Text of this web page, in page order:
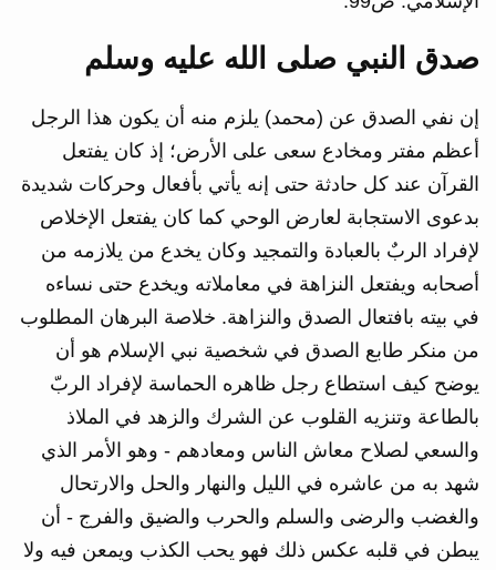
صدق النبي صلى الله عليه وسلم
إن نفي الصدق عن (محمد) يلزم منه أن يكون هذا الرجل
أعظم مفتر ومخادع سعى على الأرض؛ إذ كان يفتعل
القرآن عند كل حادثة حتى إنه يأتي بأفعال وحركات شديدة
بدعوى الاستجابة لعارض الوحي كما كان يفتعل الإخلاص
لإفراد الربٌ بالعبادة والتمجيد وكان يخدع من يلازمه من
أصحابه ويفتعل النزاهة في معاملاته ويخدع حتى نساءه
في بيته بافتعال الصدق والنزاهة. خلاصة البرهان المطلوب
من منكر طابع الصدق في شخصية نبي الإسلام هو أن
يوضح كيف استطاع رجل ظاهره الحماسة لإفراد الربّ
بالطاعة وتنزيه القلوب عن الشرك والزهد في الملاذ
والسعي لصلاح معاش الناس ومعادهم - وهو الأمر الذي
شهد به من عاشره في الليل والنهار والحل والارتحال
والغضب والرضى والسلم والحرب والضيق والفرج - أن
يبطن في قلبه عكس ذلك فهو يحب الكذب ويمعن فيه ولا